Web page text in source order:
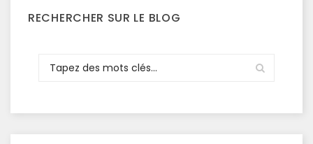
RECHERCHER SUR LE BLOG